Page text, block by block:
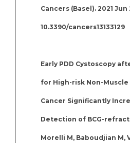
Cancers (Basel). 2021 Jun
10.3390/cancers13133129
Early PDD Cystoscopy
for High-risk Non-Muscle
Cancer Significantly
Detection of BCG-
Morelli M, Baboudjian M,